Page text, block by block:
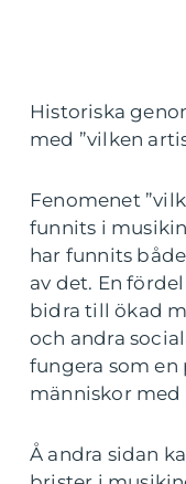
Historiska
med ”vilken
Fenomenet
funnits i
har funnits
av det. En
bidra till ökad
och andra
fungera som
människor
Å andra sidan